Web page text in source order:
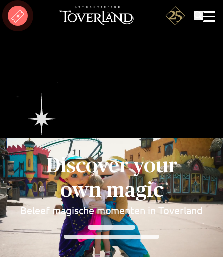
Discover your
own magic
Beleef magische momenten in Toverland